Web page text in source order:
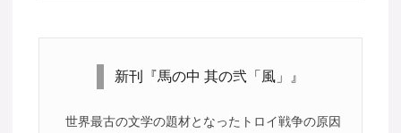
新刊『馬の中 其の弐「風」』
世界最古の文学の題材となったトロイ戦争の原因